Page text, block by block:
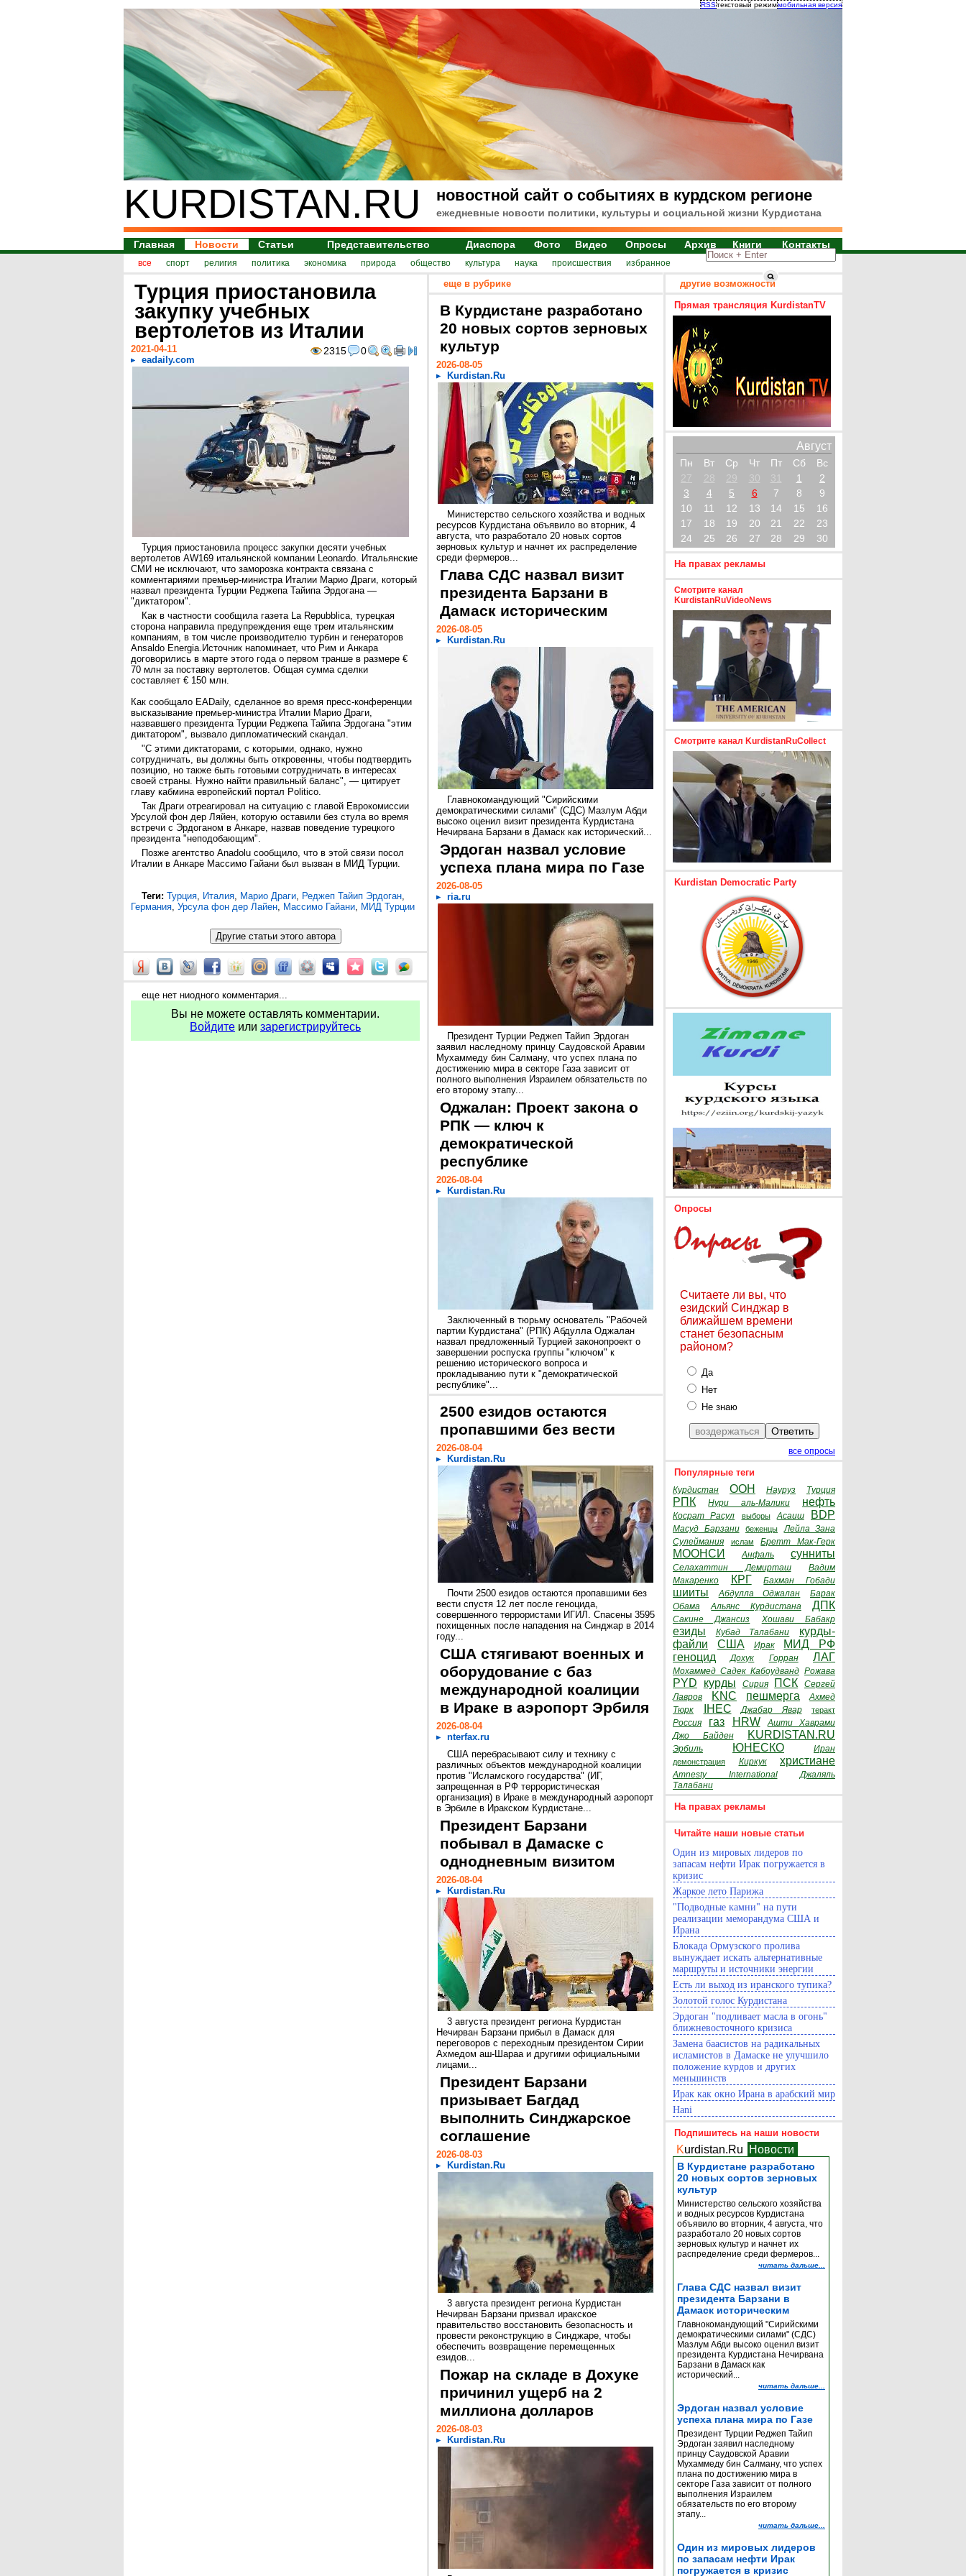
RSSтекстовый режиммобильная версия
KURDISTAN.RU новостной сайт о событиях в курдском регионе
ежедневные новости политики, культуры и социальной жизни Курдистана
Главная Новости Статьи Представительство Диаспора Фото Видео Опросы Архив Книги Контакты
все спорт религия политика экономика природа общество культура наука происшествия избранное
Турция приостановила
закупку учебных
вертолетов из Италии
2315 0
2021-04-11
eadaily.com
Турция приостановила процесс закупки десяти учебных
вертолетов AW169 итальянской компании Leonardo. Итальянские
СМИ не исключают, что заморозка контракта связана с
комментариями премьер-министра Италии Марио Драги, который
назвал президента Турции Реджепа Тайипа Эрдогана —
"диктатором".
Как в частности сообщила газета La Repubblica, турецкая
сторона направила предупреждения еще трем итальянским
компаниям, в том числе производителю турбин и генераторов
Ansaldo Energia.Источник напоминает, что Рим и Анкара
договорились в марте этого года о первом транше в размере €
70 млн за поставку вертолетов. Общая сумма сделки
составляет € 150 млн.
Как сообщало EADaily, сделанное во время пресс-конференции
высказывание премьер-министра Италии Марио Драги,
назвавшего президента Турции Реджепа Тайипа Эрдогана "этим
диктатором", вызвало дипломатический скандал.
"С этими диктаторами, с которыми, однако, нужно
сотрудничать, вы должны быть откровенны, чтобы подтвердить
позицию, но также быть готовыми сотрудничать в интересах
своей страны. Нужно найти правильный баланс", — цитирует
главу кабмина европейский портал Politico.
Так Драги отреагировал на ситуацию с главой Еврокомиссии
Урсулой фон дер Ляйен, которую оставили без стула во время
встречи с Эрдоганом в Анкаре, назвав поведение турецкого
президента "неподобающим".
Позже агентство Anadolu сообщило, что в этой связи посол
Италии в Анкаре Массимо Гайани был вызван в МИД Турции.
Теги: Турция, Италия, Марио Драги, Реджеп Тайип Эрдоган,
Германия, Урсула фон дер Лайен, Массимо Гайани, МИД Турции
еще нет ниодного комментария...
Вы не можете оставлять комментарии.
Войдите или зарегистрируйтесь
еще в рубрике
В Курдистане разработано
20 новых сортов зерновых
культур
2026-08-05
Kurdistan.Ru
Министерство сельского хозяйства и водных
ресурсов Курдистана объявило во вторник, 4
августа, что разработало 20 новых сортов
зерновых культур и начнет их распределение
среди фермеров...
Глава СДС назвал визит
президента Барзани в
Дамаск историческим
2026-08-05
Kurdistan.Ru
Главнокомандующий "Сирийскими
демократическими силами" (СДС) Мазлум Абди
высоко оценил визит президента Курдистана
Нечирвана Барзани в Дамаск как исторический...
Эрдоган назвал условие
успеха плана мира по Газе
2026-08-05
ria.ru
Президент Турции Реджеп Тайип Эрдоган
заявил наследному принцу Саудовской Аравии
Мухаммеду бин Салману, что успех плана по
достижению мира в секторе Газа зависит от
полного выполнения Израилем обязательств по
его второму этапу...
Оджалан: Проект закона о
РПК — ключ к
демократической
республике
2026-08-04
Kurdistan.Ru
Заключенный в тюрьму основатель "Рабочей
партии Курдистана" (РПК) Абдулла Оджалан
назвал предложенный Турцией законопроект о
завершении роспуска группы "ключом" к
решению исторического вопроса и
прокладыванию пути к "демократической
республике"...
2500 езидов остаются
пропавшими без вести
2026-08-04
Kurdistan.Ru
Почти 2500 езидов остаются пропавшими без
вести спустя 12 лет после геноцида,
совершенного террористами ИГИЛ. Спасены 3595
похищенных после нападения на Синджар в 2014
году...
США стягивают военных и
оборудование с баз
международной коалиции
в Ираке в аэропорт Эрбиля
2026-08-04
nterfax.ru
США перебрасывают силу и технику с
различных объектов международной коалиции
против "Исламского государства" (ИГ,
запрещенная в РФ террористическая
организация) в Ираке в международный аэропорт
в Эрбиле в Иракском Курдистане...
Президент Барзани
побывал в Дамаске с
однодневным визитом
2026-08-04
Kurdistan.Ru
3 августа президент региона Курдистан
Нечирван Барзани прибыл в Дамаск для
переговоров с переходным президентом Сирии
Ахмедом аш-Шараа и другими официальными
лицами...
Президент Барзани
призывает Багдад
выполнить Синджарское
соглашение
2026-08-03
Kurdistan.Ru
3 августа президент региона Курдистан
Нечирван Барзани призвал иракское
правительство восстановить безопасность и
провести реконструкцию в Синджаре, чтобы
обеспечить возвращение перемещенных
езидов...
Пожар на складе в Дохуке
причинил ущерб на 2
миллиона долларов
2026-08-03
Kurdistan.Ru
другие возможности
Прямая трансляция KurdistanTV
Август
Пн Вт Ср Чт Пт Сб
Вс
27
28 29 30 31 1
2
3
4 5 6 7 8
9
10
11 12 13 14 15
16
17
18 19 20 21 22
23
24
25 26 27 28 29 30
На правах рекламы
Смотрите канал
KurdistanRuVideoNews
Смотрите канал KurdistanRuCollect
Kurdistan Democratic Party
Опросы
Считаете ли вы, что
езидский Синджар в
ближайшем времени
станет безопасным
районом?
Да
Нет
Не знаю
все опросы
Популярные теги
Курдистан ООН Науруз Турция
РПК Нури аль-Малики нефть
Косрат Расул выборы Асаиш BDP
Масуд Барзани беженцы
Лейла Зана
Сулеймания
ислам Бретт Мак-Герк
МООНСИ Анфаль сунниты
Селахаттин Демирташ
Вадим
Макаренко
КРГ Бахман Гобади
шииты Абдулла Оджалан
Барак
Обама
Альянс Курдистана ДПК
Сакине Джансиз Хошави Бабакр
езиды Кубад Талабани
курды-
файли
США Ирак
МИД РФ
геноцид
Дохук Горран ЛАГ
Мохаммед Садек Кабоудванд Рожава
PYD курды Сирия ПСК
Сергей
Лавров
KNC пешмерга
Ахмед
Тюрк
IHEC Джабар Явар теракт
Россия газ HRW
Ашти Хаврами
Джо Байден
KURDISTAN.RU
Эрбиль ЮНЕСКО Иран
демонстрация Киркук христиане
Amnesty International
Джаляль
Талабани
На правах рекламы
Читайте наши новые статьи
Один из мировых лидеров по
запасам нефти Ирак погружается в
кризис
Жаркое лето Парижа
"Подводные камни" на пути
реализации меморандума США и
Ирана
Блокада Ормузского пролива
вынуждает искать альтернативные
маршруты и источники энергии
Есть ли выход из иранского тупика?
Золотой голос Курдистана
Эрдоган "подливает масла в огонь"
ближневосточного кризиса
Замена баасистов на радикальных
исламистов в Дамаске не улучшило
положение курдов и других
меньшинств
Ирак как окно Ирана в арабский мир
Hani
Подпишитесь на наши новости
Kurdistan.Ru Новости
В Курдистане разработано
20 новых сортов зерновых
культур
Министерство сельского хозяйства
и водных ресурсов Курдистана
объявило во вторник, 4 августа, что
разработало 20 новых сортов
зерновых культур и начнет их
распределение среди фермеров...
читать дальше...
Глава СДС назвал визит
президента Барзани в
Дамаск историческим
Главнокомандующий "Сирийскими
демократическими силами" (СДС)
Мазлум Абди высоко оценил визит
президента Курдистана Нечирвана
Барзани в Дамаск как
исторический...
читать дальше...
Эрдоган назвал условие
успеха плана мира по Газе
Президент Турции Реджеп Тайип
Эрдоган заявил наследному
принцу Саудовской Аравии
Мухаммеду бин Салману, что успех
плана по достижению мира в
секторе Газа зависит от полного
выполнения Израилем
обязательств по его второму
этапу...
читать дальше...
Один из мировых лидеров
по запасам нефти Ирак
погружается в кризис